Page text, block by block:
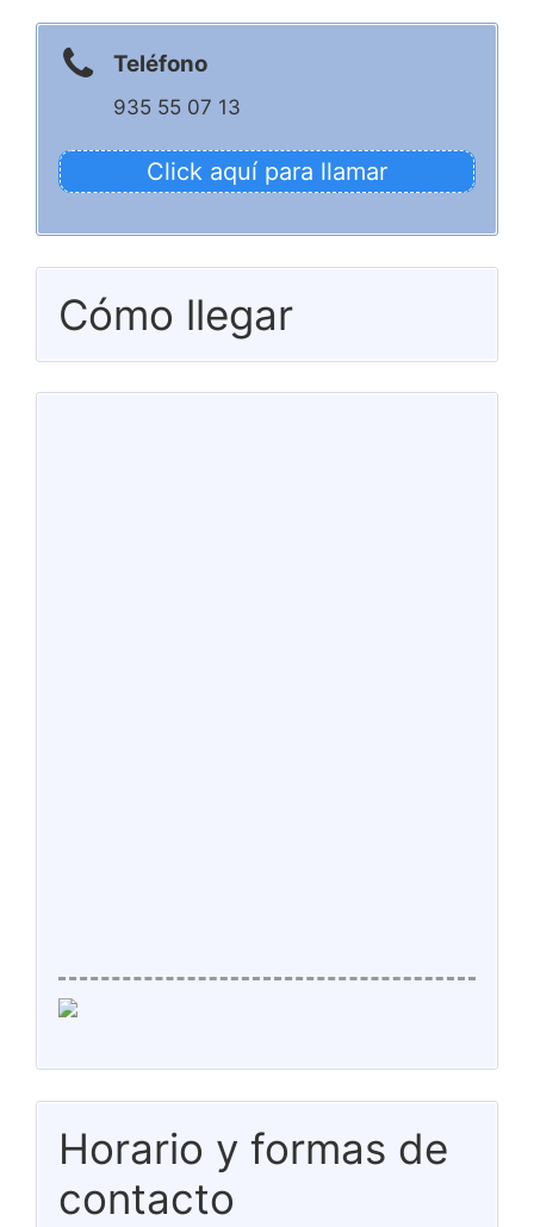
Teléfono
935 55 07 13
Click aquí para llamar
Cómo llegar
Horario y formas de
contacto